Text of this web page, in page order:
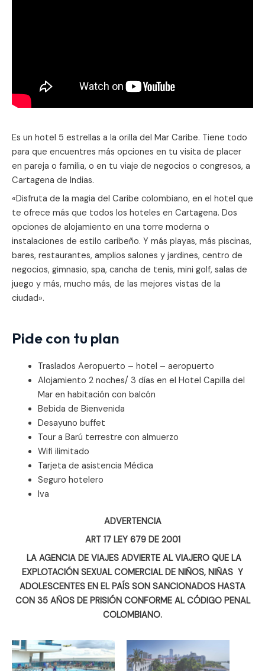
Es un hotel 5 estrellas a la orilla del Mar Caribe. Tiene todo
para que encuentres más opciones en tu visita de placer
en pareja o familia, o en tu viaje de negocios o congresos, a
Cartagena de Indias.
«Disfruta de la magia del Caribe colombiano, en el hotel que
te ofrece más que todos los hoteles en Cartagena. Dos
opciones de alojamiento en una torre moderna o
instalaciones de estilo caribeño. Y más playas, más piscinas,
bares, restaurantes, amplios salones y jardines, centro de
negocios, gimnasio, spa, cancha de tenis, mini golf, salas de
juego y más, mucho más, de las mejores vistas de la
ciudad».
Pide con tu plan
Traslados Aeropuerto – hotel – aeropuerto
Alojamiento 2 noches/ 3 días en el Hotel Capilla del
Mar en habitación con balcón
Bebida de Bienvenida
Desayuno buffet
Tour a Barú terrestre con almuerzo
Wifi ilimitado
Tarjeta de asistencia Médica
Seguro hotelero
Iva
ADVERTENCIA
ART 17 LEY 679 DE 2001
LA AGENCIA DE VIAJES ADVIERTE AL VIAJERO QUE LA
EXPLOTACIÓN SEXUAL COMERCIAL DE NIÑOS, NIÑAS Y
ADOLESCENTES EN EL PAÍS SON SANCIONADOS HASTA
CON 35 AÑOS DE PRISIÓN CONFORME AL CÓDIGO PENAL
COLOMBIANO.